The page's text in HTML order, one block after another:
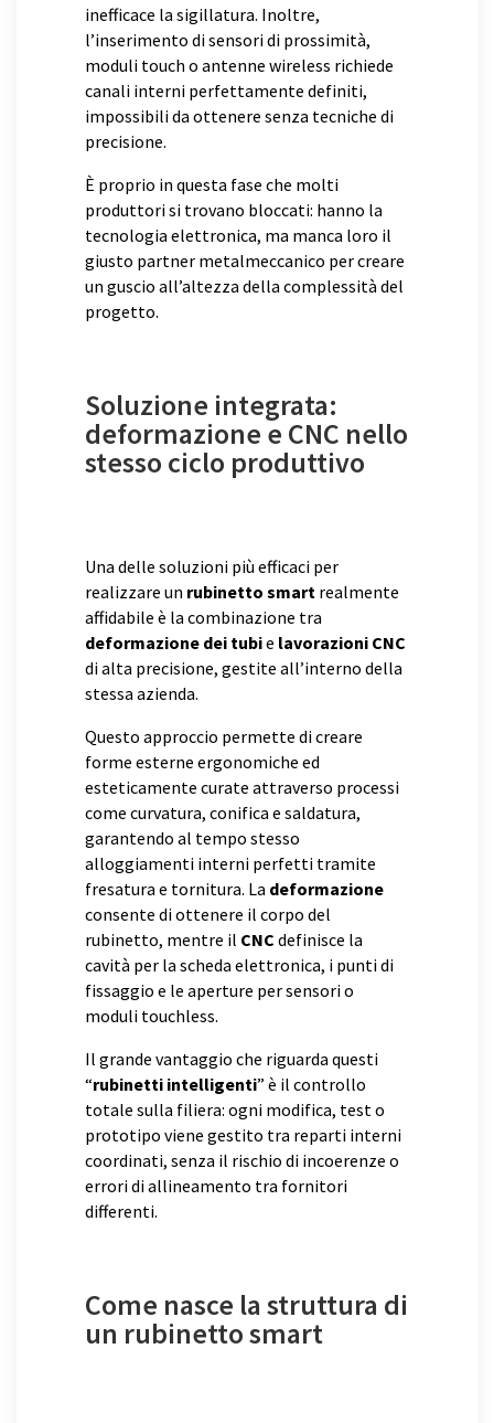
inefficace la sigillatura. Inoltre,
l’inserimento di sensori di prossimità,
moduli touch o antenne wireless richiede
canali interni perfettamente definiti,
impossibili da ottenere senza tecniche di
precisione.
È proprio in questa fase che molti
produttori si trovano bloccati: hanno la
tecnologia elettronica, ma manca loro il
giusto partner metalmeccanico per creare
un guscio all’altezza della complessità del
progetto.
Soluzione integrata:
deformazione e CNC nello
stesso ciclo produttivo
Una delle soluzioni più efficaci per
realizzare un rubinetto smart realmente
affidabile è la combinazione tra
deformazione dei tubie lavorazioni CNC
di alta precisione, gestite all’interno della
stessa azienda.
Questo approccio permette di creare
forme esterne ergonomiche ed
esteticamente curate attraverso processi
come curvatura, conifica e saldatura,
garantendo al tempo stesso
alloggiamenti interni perfetti tramite
fresatura e tornitura. La deformazione
consente di ottenere il corpo del
rubinetto, mentre il CNC definisce la
cavità per la scheda elettronica, i punti di
fissaggio e le aperture per sensori o
moduli touchless.
Il grande vantaggio che riguarda questi
“rubinetti intelligenti” è il controllo
totale sulla filiera: ogni modifica, test o
prototipo viene gestito tra reparti interni
coordinati, senza il rischio di incoerenze o
errori di allineamento tra fornitori
differenti.
Come nasce la struttura di
un rubinetto smart